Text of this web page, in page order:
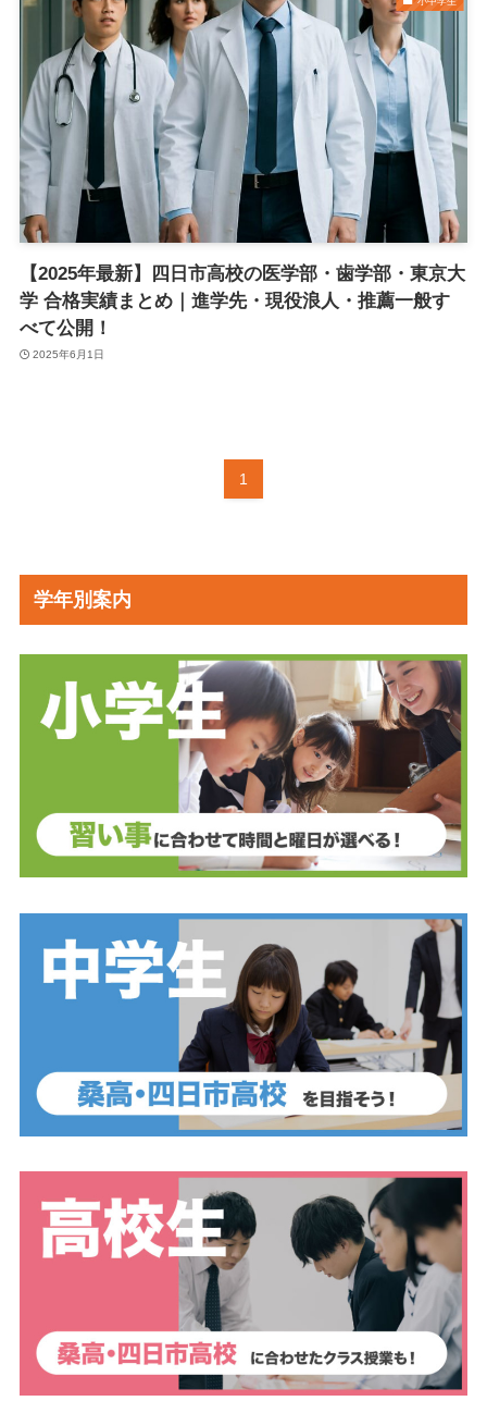
【2025年最新】四日市高校の医学部・歯学部・東京大
学 合格実績まとめ｜進学先・現役浪人・推薦一般す
べて公開！
2025年6月1日
1
学年別案内